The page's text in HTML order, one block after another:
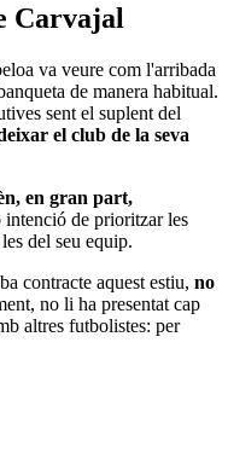
Carvajal
va veure com l'arribada
de manera habitual.
sent el suplent del
el club de la seva
en gran part,
intenció de prioritzar les
del seu equip.
contracte aquest estiu, no
no li ha presentat cap
altres futbolistes: per